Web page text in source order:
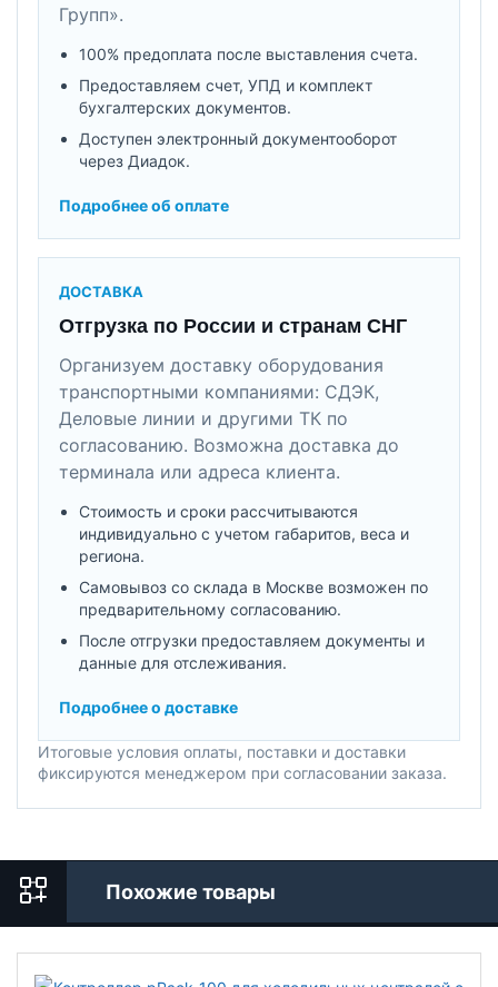
Групп».
100% предоплата после выставления счета.
Предоставляем счет, УПД и комплект
бухгалтерских документов.
Доступен электронный документооборот
через Диадок.
Подробнее об оплате
ДОСТАВКА
Отгрузка по России и странам СНГ
Организуем доставку оборудования
транспортными компаниями: СДЭК,
Деловые линии и другими ТК по
согласованию. Возможна доставка до
терминала или адреса клиента.
Стоимость и сроки рассчитываются
индивидуально с учетом габаритов, веса и
региона.
Самовывоз со склада в Москве возможен по
предварительному согласованию.
После отгрузки предоставляем документы и
данные для отслеживания.
Подробнее о доставке
Итоговые условия оплаты, поставки и доставки
фиксируются менеджером при согласовании заказа.
Похожие товары